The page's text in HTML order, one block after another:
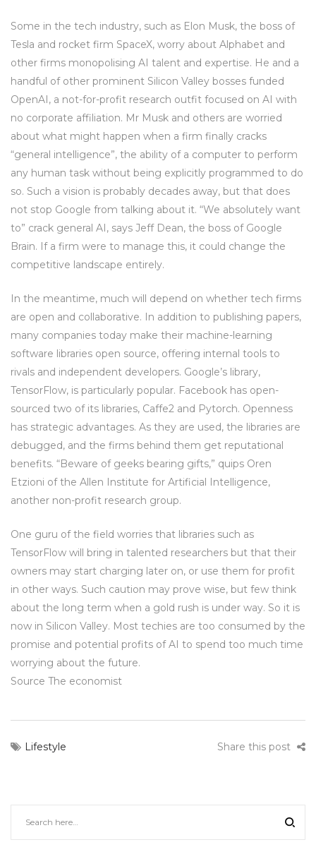
Some in the tech industry, such as Elon Musk, the boss of
Tesla and rocket firm SpaceX, worry about Alphabet and
other firms monopolising AI talent and expertise. He and a
handful of other prominent Silicon Valley bosses funded
OpenAI, a not-for-profit research outfit focused on AI with
no corporate affiliation. Mr Musk and others are worried
about what might happen when a firm finally cracks
“general intelligence”, the ability of a computer to perform
any human task without being explicitly programmed to do
so. Such a vision is probably decades away, but that does
not stop Google from talking about it. “We absolutely want
to” crack general AI, says Jeff Dean, the boss of Google
Brain. If a firm were to manage this, it could change the
competitive landscape entirely.
In the meantime, much will depend on whether tech firms
are open and collaborative. In addition to publishing papers,
many companies today make their machine-learning
software libraries open source, offering internal tools to
rivals and independent developers. Google’s library,
TensorFlow, is particularly popular. Facebook has open-
sourced two of its libraries, Caffe2 and Pytorch. Openness
has strategic advantages. As they are used, the libraries are
debugged, and the firms behind them get reputational
benefits. “Beware of geeks bearing gifts,” quips Oren
Etzioni of the Allen Institute for Artificial Intelligence,
another non-profit research group.
One guru of the field worries that libraries such as
TensorFlow will bring in talented researchers but that their
owners may start charging later on, or use them for profit
in other ways. Such caution may prove wise, but few think
about the long term when a gold rush is under way. So it is
now in Silicon Valley. Most techies are too consumed by the
promise and potential profits of AI to spend too much time
worrying about the future.
Source The economist
Lifestyle Share this post